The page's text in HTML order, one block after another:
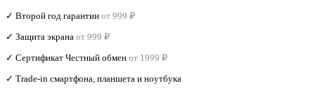
✓ Второй год гарантии от 999 ₽
✓ Защита экрана от 999 ₽
✓ Сертификат Честный обмен от 1999 ₽
✓ Trade‑in смартфона, планшета и ноутбука